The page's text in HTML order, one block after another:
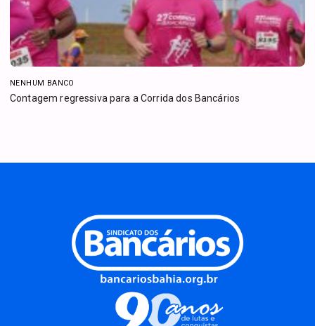
NENHUM BANCO
Contagem regressiva para a Corrida dos Bancários